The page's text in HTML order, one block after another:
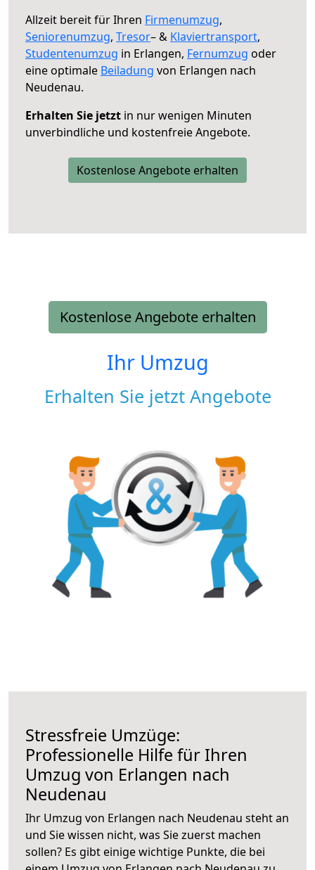
Allzeit bereit für Ihren Firmenumzug,
Seniorenumzug, Tresor– & Klaviertransport,
Studentenumzug in Erlangen, Fernumzug oder
eine optimale Beiladung von Erlangen nach
Neudenau.
Erhalten Sie jetzt in nur wenigen Minuten
unverbindliche und kostenfreie Angebote.
Kostenlose Angebote erhalten
Kostenlose Angebote erhalten
Ihr Umzug
Erhalten Sie jetzt Angebote
Stressfreie Umzüge:
Professionelle Hilfe für Ihren
Umzug von Erlangen nach
Neudenau
Ihr Umzug von Erlangen nach Neudenau steht an
und Sie wissen nicht, was Sie zuerst machen
sollen? Es gibt einige wichtige Punkte, die bei